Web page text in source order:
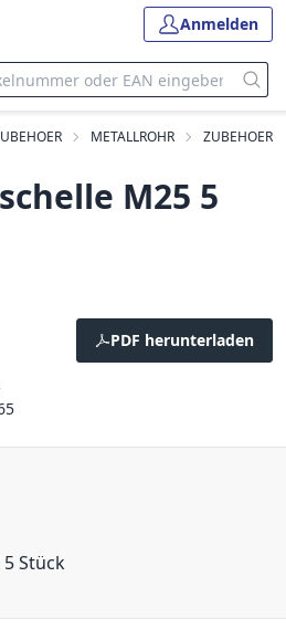
Anmelden
METALLROHR ZUBEHOER
M25 5
PDF herunterladen
Stück